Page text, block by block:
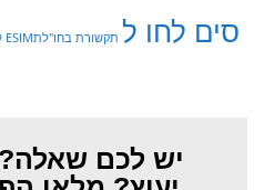
סים לחו ל תקשורת בחו"לתESIM לחולת
יש לכם